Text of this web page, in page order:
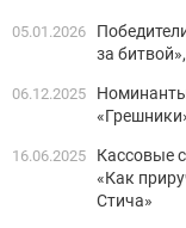
05.01.2026
за
06.12.2025
16.06.2025
Кассовые
«Как
Стича»